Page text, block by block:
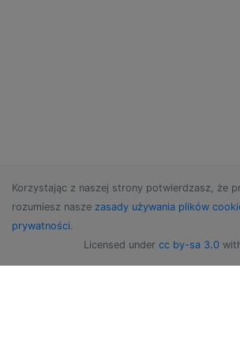
Korzystając z naszej strony potwierdzasz, że
rozumiesz nasze zasady używania plików
prywatności.
Licensed under cc by-sa 3.0